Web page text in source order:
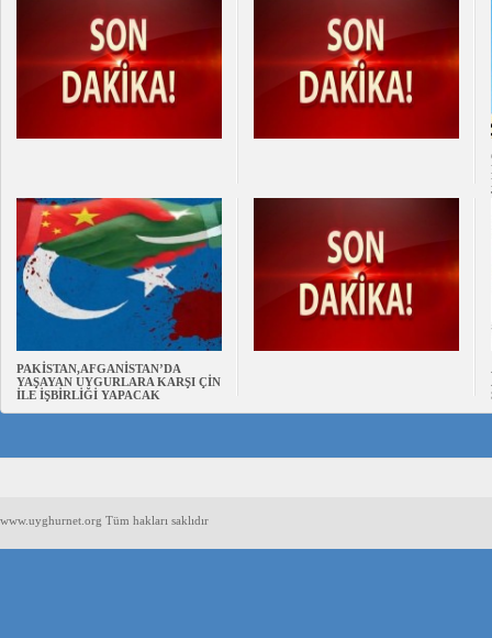
PAKİSTAN,AFGANİSTAN’DA
YAŞAYAN UYGURLARA KARŞI ÇİN
İLE İŞBİRLİĞİ YAPACAK
www.uyghurnet.org Tüm hakları saklıdır